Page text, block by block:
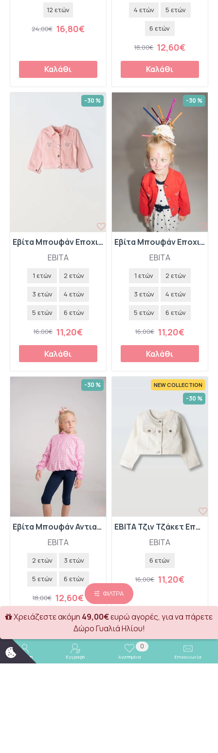
12 ετών
16,80€
24,00€
Καλάθι
4 ετών 5 ετών
6 ετών
12,60€
18,00€
Καλάθι
-30 %
EBITA
Εβίτα Μπουφάν Εποχιακό 242213 Ροζ
1 ετών 2 ετών
3 ετών 4 ετών
5 ετών 6 ετών
11,20€
16,00€
Καλάθι
-30 %
EBITA
Εβίτα Μπουφάν Εποχιακό 242213 Κόκκινο
1 ετών 2 ετών
3 ετών 4 ετών
5 ετών 6 ετών
11,20€
16,00€
Καλάθι
-30 %
EBITA
Εβίτα Μπουφάν Αντιανεμικό 242216 Ροζ
2 ετών 3 ετών
5 ετών 6 ετών
12,60€
18,00€
Καλάθι
NEW COLLECTION
-30 %
EBITA
EBITA Τζιν Τζάκετ Εποχιακό 266227 Λευκό
6 ετών
11,20€
16,00€
Καλάθι
NEW COLLECTION
-30 %
NEW COLLECTION
-30 %
Σύνδεση Εγγραφή Αγαπημένα
0
Επικοινωνία
Χρειάζεστε ακόμη 49,00€ευρώ αγορές, για να πάρετε
Δώρο Γυαλιά Ηλίου!
ΦΊΛΤΡΑ